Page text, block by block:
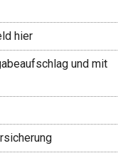
hier
und mit